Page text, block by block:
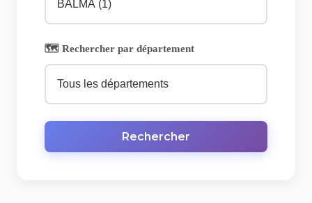
🗺️ Rechercher par département
Rechercher